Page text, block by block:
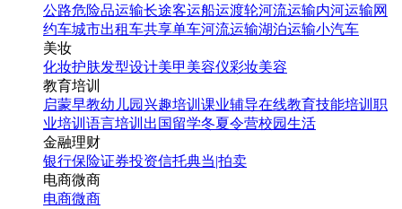
公路危险品运输长途客运船运渡轮河流运输内河运输网
约车城市出租车共享单车河流运输湖泊运输小汽车
美妆
化妆护肤发型设计美甲 美容仪彩妆美容
教育培训
启蒙早教幼儿园 兴趣培训 课业辅导在线教育技能培训 职
业培训 语言培训 出国留学冬夏令营校园生活
金融理财
银行保险证券投资信托典当|拍卖
电商微商
电商微商